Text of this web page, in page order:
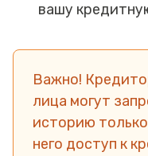
вашу
Важно!
лица могут
историю
него доступ к